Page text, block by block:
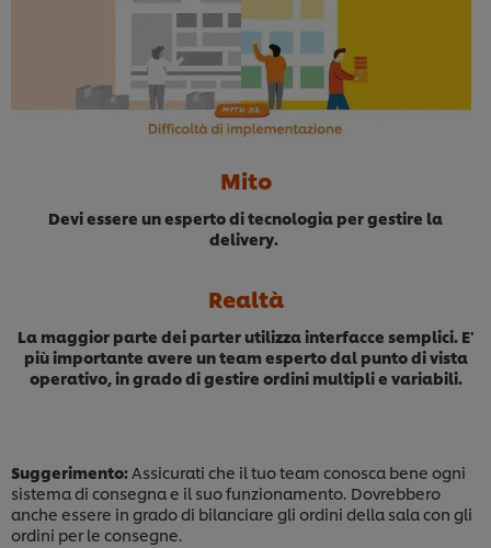
Mito
Devi essere un esperto di tecnologia per gestire la
delivery.
Realtà
La maggior parte dei parter utilizza interfacce semplici. E'
più importante avere un team esperto dal punto di vista
operativo, in grado di gestire ordini multipli e variabili.
Suggerimento: Assicurati che il tuo team conosca bene ogni
sistema di consegna e il suo funzionamento. Dovrebbero
anche essere in grado di bilanciare gli ordini della sala con gli
ordini per le consegne.